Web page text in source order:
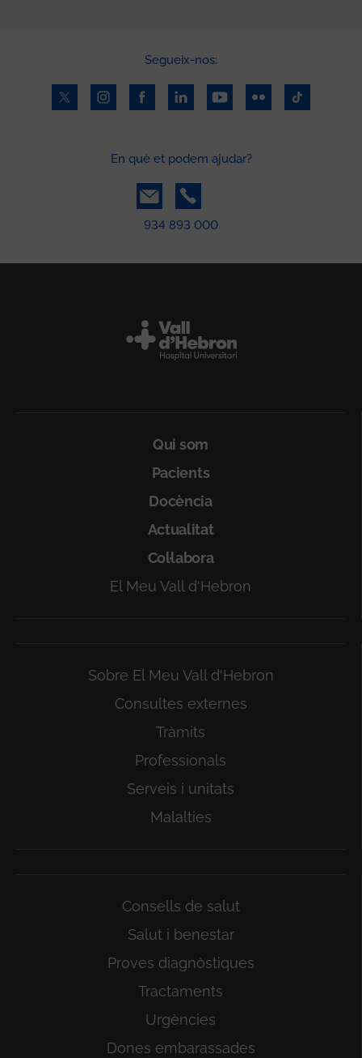
Segueix-nos:
En què et podem ajudar?
934 893 000
Qui som
Pacients
Docència
Actualitat
Col·labora
El Meu Vall d'Hebron
Sobre El Meu Vall d'Hebron
Consultes externes
Tràmits
Professionals
Serveis i unitats
Malalties
Consells de salut
Salut i benestar
Proves diagnòstiques
Tractaments
Urgències
Dones embarassades